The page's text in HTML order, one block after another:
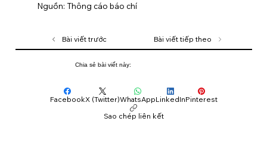
Nguồn: Thông cáo báo chí
Bài viết trước Bài viết tiếp theo
Chia sẻ bài viết này:
FacebookX (Twitter)WhatsAppLinkedInPinterest
Sao chép liên kết